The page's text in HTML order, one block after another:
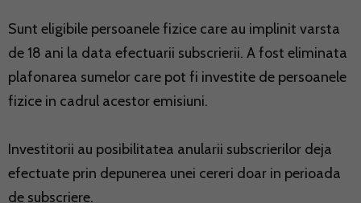
Sunt eligibile persoanele fizice care au implinit varsta
de 18 ani la data efectuarii subscrierii. A fost eliminata
plafonarea sumelor care pot fi investite de persoanele
fizice in cadrul acestor emisiuni.
Investitorii au posibilitatea anularii subscrierilor deja
efectuate prin depunerea unei cereri doar in perioada
de subscriere.